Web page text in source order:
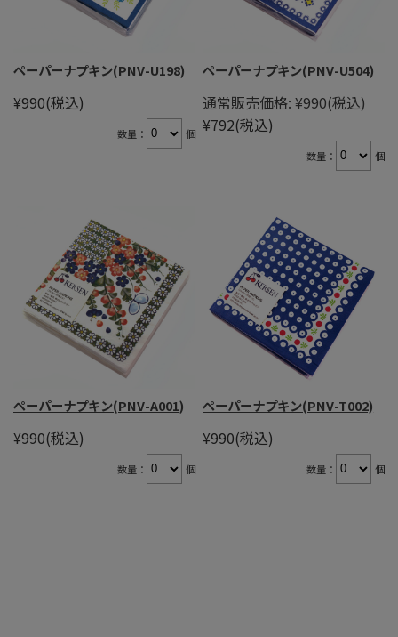
ペーパーナプキン(PNV-U198)
¥990(税込)
数量： 個
ペーパーナプキン(PNV-U504)
通常販売価格: ¥990(税込)
¥792(税込)
数量： 個
ペーパーナプキン(PNV-A001)
¥990(税込)
数量： 個
ペーパーナプキン(PNV-T002)
¥990(税込)
数量： 個